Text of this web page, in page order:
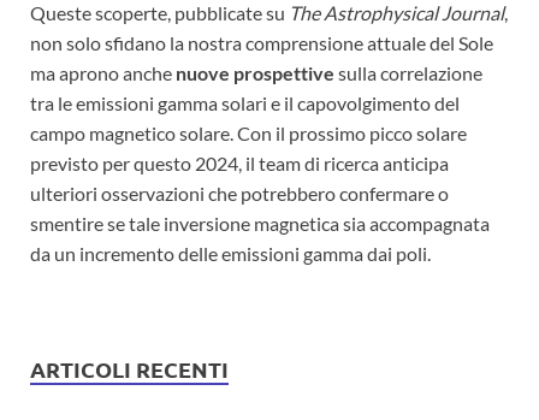
Queste scoperte, pubblicate su The Astrophysical Journal,
non solo sfidano la nostra comprensione attuale del Sole
ma aprono anche nuove prospettive sulla correlazione
tra le emissioni gamma solari e il capovolgimento del
campo magnetico solare. Con il prossimo picco solare
previsto per questo 2024, il team di ricerca anticipa
ulteriori osservazioni che potrebbero confermare o
smentire se tale inversione magnetica sia accompagnata
da un incremento delle emissioni gamma dai poli.
ARTICOLI RECENTI